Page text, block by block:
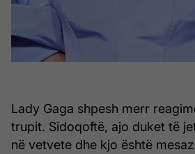
Lady Gaga shpesh merr
trupit. Sidoqoftë, ajo duket të
në vetvete dhe kjo është